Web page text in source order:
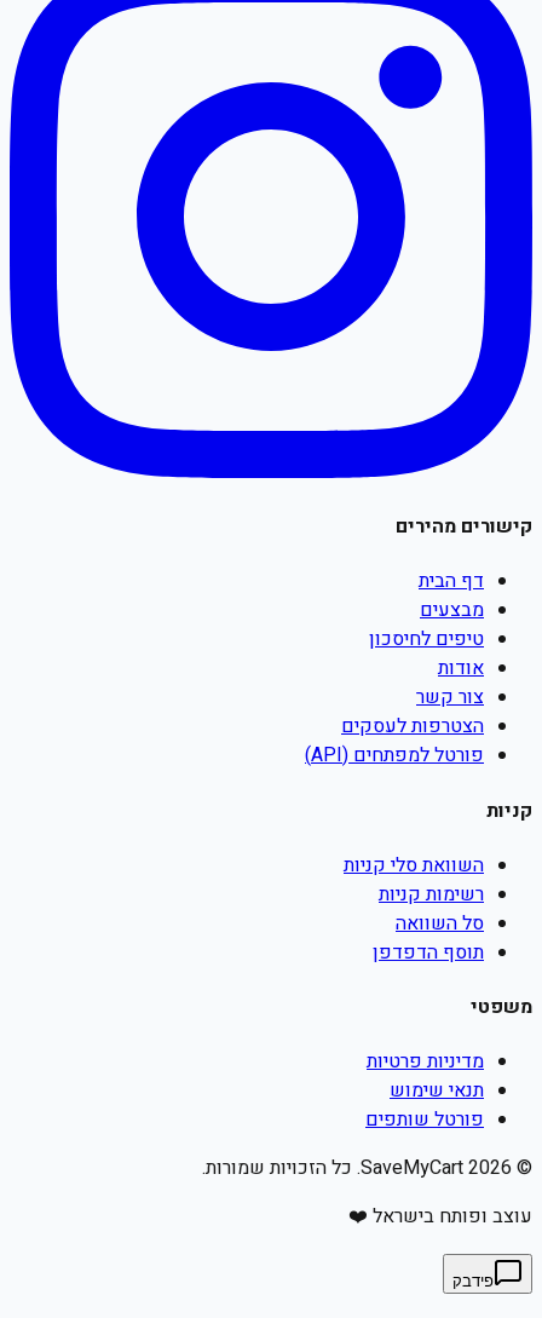
קישורים מהירים
דף הבית
מבצעים
טיפים לחיסכון
אודות
צור קשר
הצטרפות לעסקים
פורטל למפתחים (API)
קניות
השוואת סלי קניות
רשימות קניות
סל השוואה
תוסף הדפדפן
משפטי
מדיניות פרטיות
תנאי שימוש
פורטל שותפים
©
2026
עוצב ופותח בישראל ❤️
פידבק